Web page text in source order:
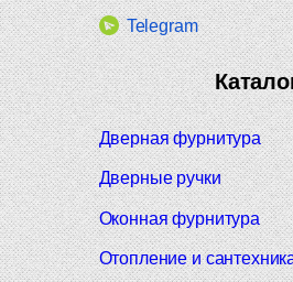
Telegram
Дверная фурнитура
Дверные ручки
Оконная фурнитура
Отопление и